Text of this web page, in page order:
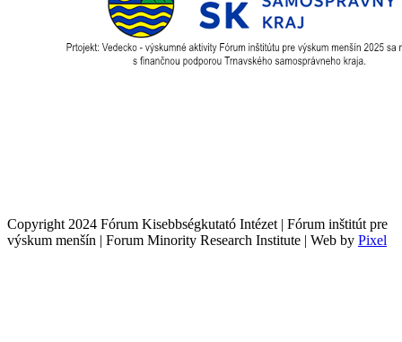
Copyright 2024 Fórum Kisebbségkutató Intézet | Fórum inštitút pre
výskum menšín | Forum Minority Research Institute | Web by Pixel